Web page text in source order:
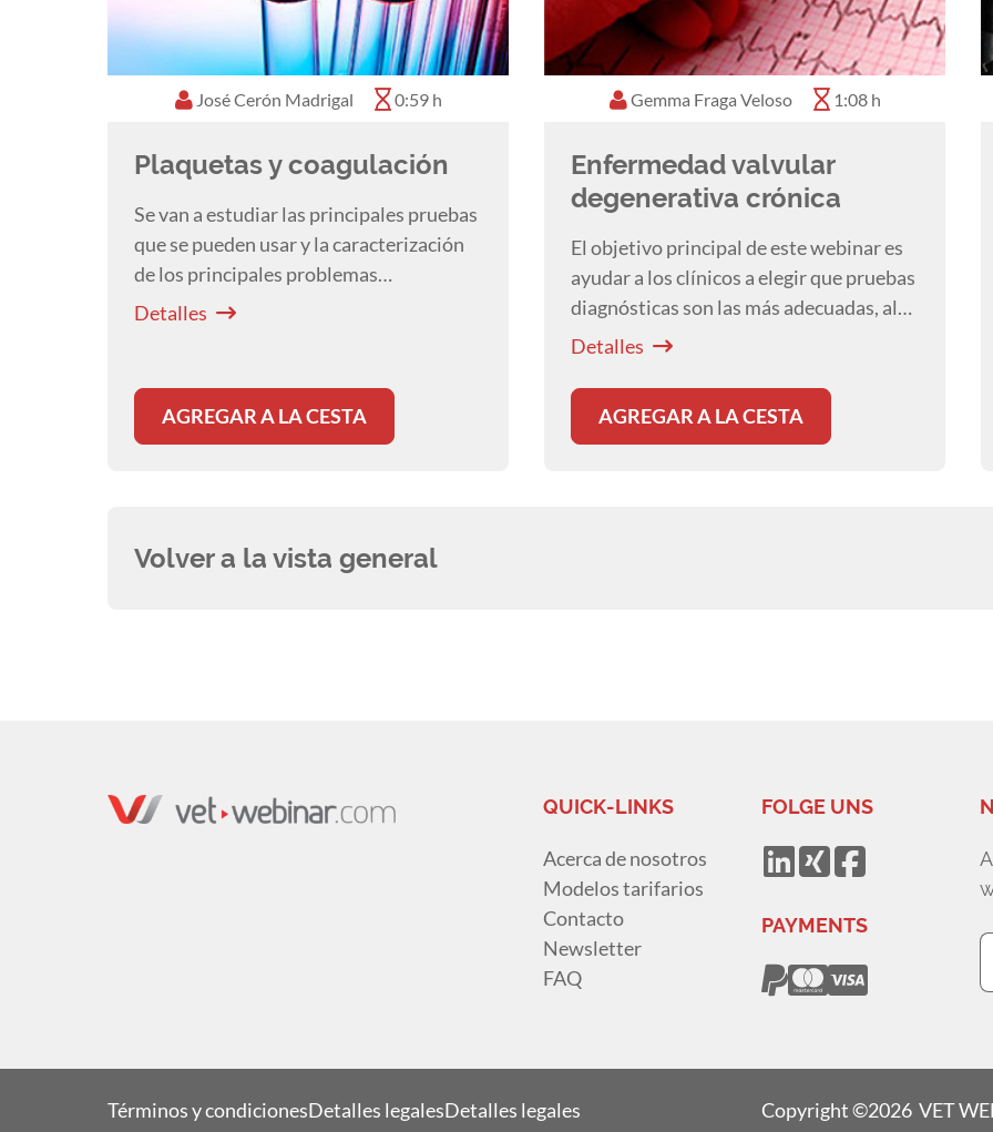
José Cerón Madrigal 0:59 h
Plaquetas y coagulación
Se van a estudiar las principales pruebas
que se pueden usar y la caracterización
de los principales problemas
relacionados con plaquetas y
Detalles
AGREGAR A LA CESTA
Gemma Fraga Veloso 1:08 h
Enfermedad valvular
degenerativa crónica
El objetivo principal de este webinar es
ayudar a los clínicos a elegir que pruebas
diagnósticas son las más adecuadas, al
igual que el manejo y tratamiento
Detalles
AGREGAR A LA CESTA
Volver a la vista general
QUICK-LINKS
Acerca de nosotros
Modelos tarifarios
Contacto
Newsletter
FAQ
FOLGE UNS
PAYMENTS
Términos y condicionesDetalles legalesDetalles legales Copyright ©2026 VET